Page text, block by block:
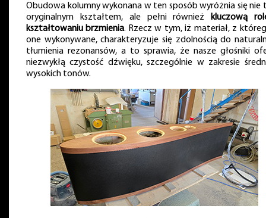
Obudowa kolumny wykonana w ten sposób wyróżnia się nie
oryginalnym kształtem, ale pełni również
kluczową
kształtowaniu brzmienia. Rzecz w tym, iż materiał, z
one wykonywane, charakteryzuje się zdolnością do
tłumienia rezonansów, a to sprawia, że nasze głośniki
niezwykłą czystość dźwięku, szczególnie w zakresie
wysokich tonów.